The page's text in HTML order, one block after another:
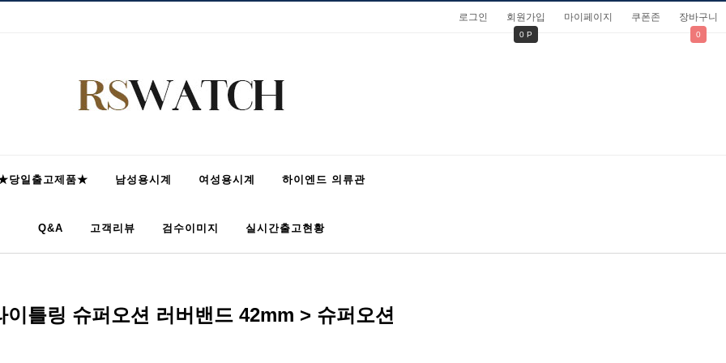
로그인 회원가입
0 P
마이페이지 쿠폰존 장바구니
0
당일출고제품★ 남성용시계 여성용시계 하이엔드 의류관
Q&A 고객리뷰 검수이미지 실시간출고현황
이틀링 슈퍼오션 러버밴드 42mm > 슈퍼오션